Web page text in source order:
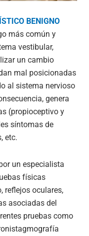
BENIGNO
más común y
vestibular,
un cambio
mal posicionadas
al sistema nervioso
genera
(propioceptivo y
síntomas de
etc.
un especialista
físicas
reflejos oculares,
asociadas del
pruebas como